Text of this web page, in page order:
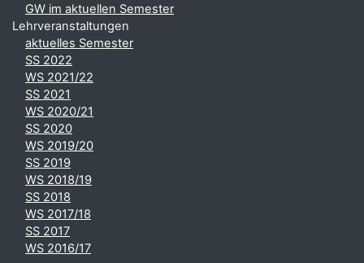
GW im aktuellen Semester
Lehrveranstaltungen
aktuelles Semester
SS 2022
WS 2021/22
SS 2021
WS 2020/21
SS 2020
WS 2019/20
SS 2019
WS 2018/19
SS 2018
WS 2017/18
SS 2017
WS 2016/17